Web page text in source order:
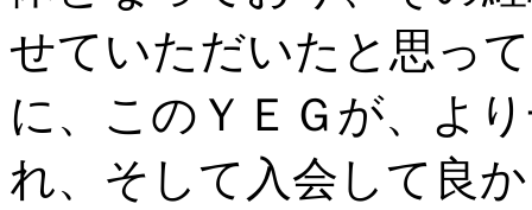
せていただいたと思っ
に、このＹＥＧが、よ
れ、そして入会して良